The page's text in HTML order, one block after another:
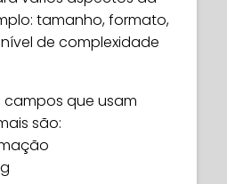
tamanho, formato,
de complexidade
campos que usam
são: